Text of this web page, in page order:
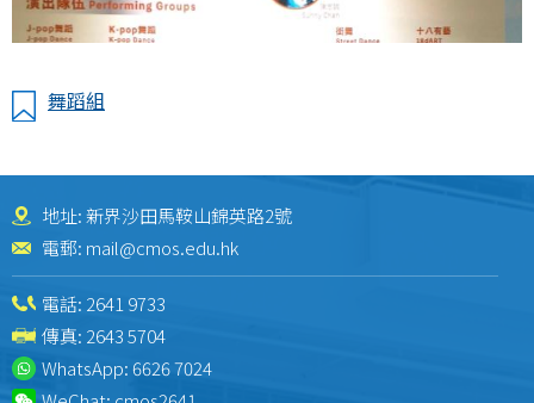
舞蹈組
地址: 新界沙田馬鞍山錦英路2號
電郵: mail@cmos.edu.hk
電話: 2641 9733
傳真: 2643 5704
WhatsApp:6626 7024